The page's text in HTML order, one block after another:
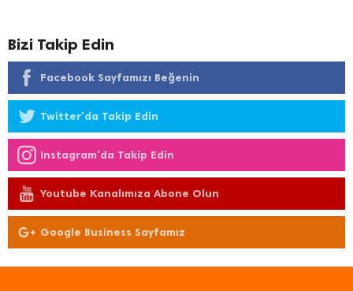
Bizi Takip Edin
Facebook Sayfamızı Beğenin
Twitter'da Takip Edin
Instagram'da Takip Edin
Youtube Kanalımıza Abone Olun
Google Business Sayfamız